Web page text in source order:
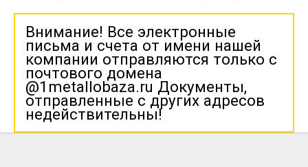
Внимание! Все электронные
письма и счета от имени нашей
компании отправляются только с
почтового домена
@1metallobaza.ru Документы,
отправленные с других адресов
недействительны!